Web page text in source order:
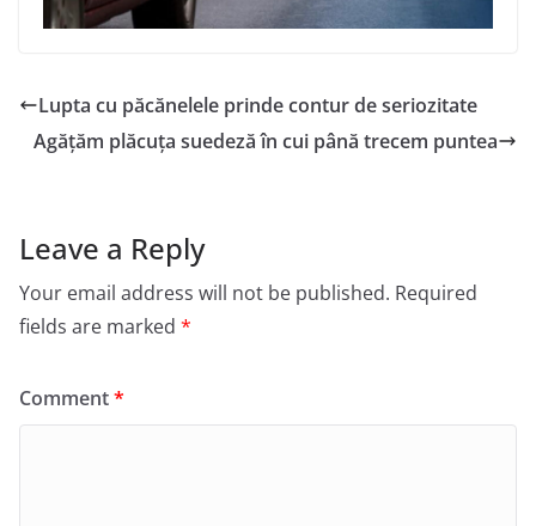
Lupta cu păcănelele prinde contur de seriozitate
Agățăm plăcuța suedeză în cui până trecem puntea
Leave a Reply
Your email address will not be published. Required
fields are marked *
Comment*